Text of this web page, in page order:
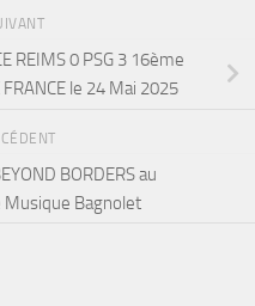
REIMS 0 PSG 3 16ème
le 24 Mai 2025
BORDERS au
Musique Bagnolet